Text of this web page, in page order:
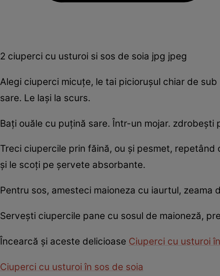
2 ciuperci cu usturoi si sos de soia jpg jpeg
Alegi ciuperci micuţe, le tai picioruşul chiar de
sare. Le laşi la scurs.
Baţi ouăle cu puţină sare. Într-un mojar.
Treci ciupercile prin făină, ou şi pesmet,
şi le scoţi pe şervete absorbante.
Pentru sos, amesteci maioneza cu iaurtul, zeama
Serveşti ciupercile pane cu sosul de maioneză,
Încearcă şi aceste delicioase Ciuperci cu usturoi
Ciuperci cu usturoi în sos de soia